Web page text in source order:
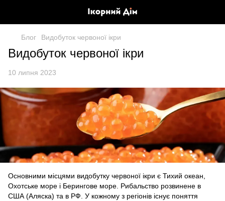
Блог Видобуток червоної ікри
Видобуток червоної ікри
10 липня 2023
Основними місцями видобутку червоної ікри є Тихий океан,
Охотське море і Берингове море. Рибальство розвинене в
США (Аляска) та в РФ. У кожному з регіонів існує поняття